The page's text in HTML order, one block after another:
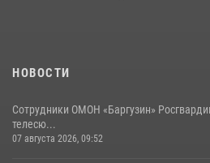
НОВОСТИ
Сотрудники ОМОН «Баргузин»
телесю...
07 августа 2026, 09:52